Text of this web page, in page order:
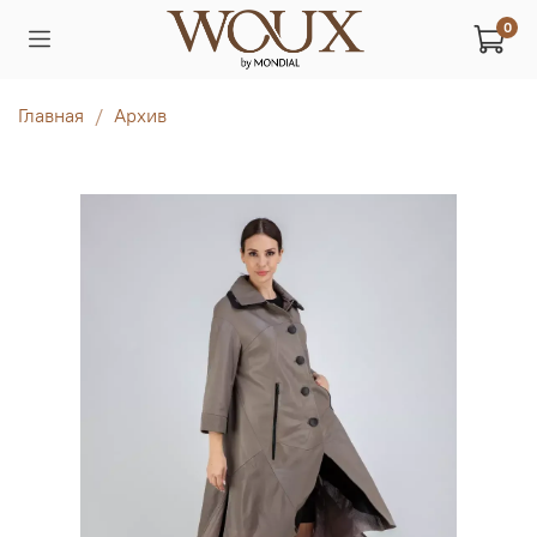
0
Главная Архив